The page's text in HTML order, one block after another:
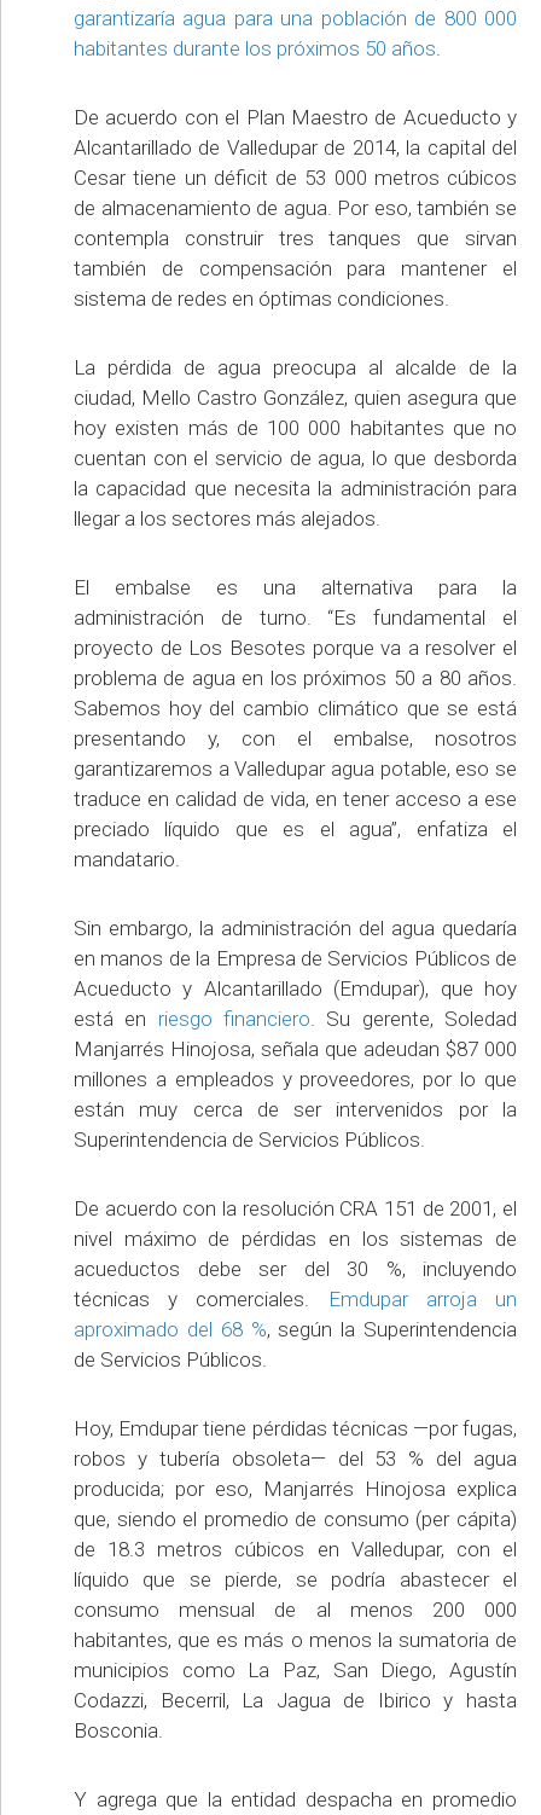
garantizaría agua para una población de 800 000
habitantes durante los próximos 50 años
De acuerdo con el Plan Maestro de Acueducto y
Alcantarillado de Valledupar de 2014, la capital del
Cesar tiene un déficit de 53 000 metros cúbicos
de almacenamiento de agua. Por eso, también se
contempla construir tres tanques que sirvan
también de compensación para mantener el
sistema de redes en óptimas condiciones.
La pérdida de agua preocupa al alcalde de la
ciudad, Mello Castro González, quien asegura que
hoy existen más de 100 000 habitantes que no
cuentan con el servicio de agua, lo que desborda
la capacidad que necesita la administración para
llegar a los sectores más alejados.
El embalse es una alternativa para la
administración de turno. “Es fundamental el
proyecto de Los Besotes porque va a resolver el
problema de agua en los próximos 50 a 80 años.
Sabemos hoy del cambio climático que se está
presentando y, con el embalse, nosotros
garantizaremos a Valledupar agua potable, eso se
traduce en calidad de vida, en tener acceso a ese
preciado líquido que es el agua”, enfatiza el
mandatario.
Sin embargo, la administración del agua quedaría
en manos de la Empresa de Servicios Públicos de
Acueducto y Alcantarillado (Emdupar), que hoy
está en riesgo financiero . Su gerente, Soledad
Manjarrés Hinojosa, señala que adeudan $87 000
millones a empleados y proveedores, por lo que
están muy cerca de ser intervenidos por la
Superintendencia de Servicios Públicos.
De acuerdo con la resolución CRA 151 de 2001, el
nivel máximo de pérdidas en los sistemas de
acueductos debe ser del 30 %, incluyendo
técnicas y comerciales.
Emdupar arroja un
aproximado del 68 %, según la Superintendencia
de Servicios Públicos.
Hoy, Emdupar tiene pérdidas técnicas —por fugas,
robos y tubería obsoleta— del 53 % del agua
producida; por eso, Manjarrés Hinojosa explica
que, siendo el promedio de consumo (per cápita)
de 18.3 metros cúbicos en Valledupar, con el
líquido que se pierde, se podría abastecer el
consumo mensual de al menos 200 000
habitantes, que es más o menos la sumatoria de
municipios como La Paz, San Diego, Agustín
Codazzi, Becerril, La Jagua de Ibirico y hasta
Bosconia.
Y agrega que la entidad despacha en promedio